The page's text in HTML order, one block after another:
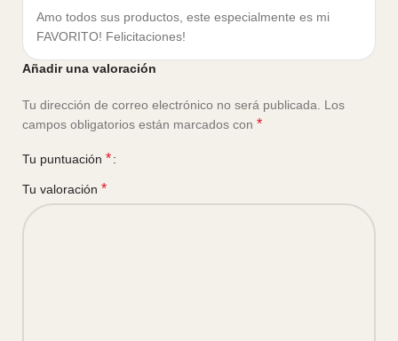
Amo todos sus productos, este especialmente es mi
FAVORITO! Felicitaciones!
Añadir una valoración
Tu dirección de correo electrónico no será publicada.
Los
campos obligatorios están marcados con *
Tu puntuación *
Tu valoración *